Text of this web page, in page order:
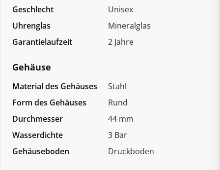
Geschlecht
Unisex
Uhrenglas
Mineralglas
Garantielaufzeit
2 Jahre
Gehäuse
Material des Gehäuses
Stahl
Form des Gehäuses
Rund
Durchmesser
44 mm
Wasserdichte
3 Bar
Gehäuseboden
Druckboden